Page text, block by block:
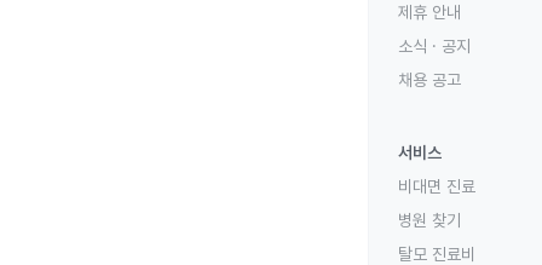
제휴 안내
소식 · 공지
채용 공고
서비스
비대면 진료
병원 찾기
탈모 진료비